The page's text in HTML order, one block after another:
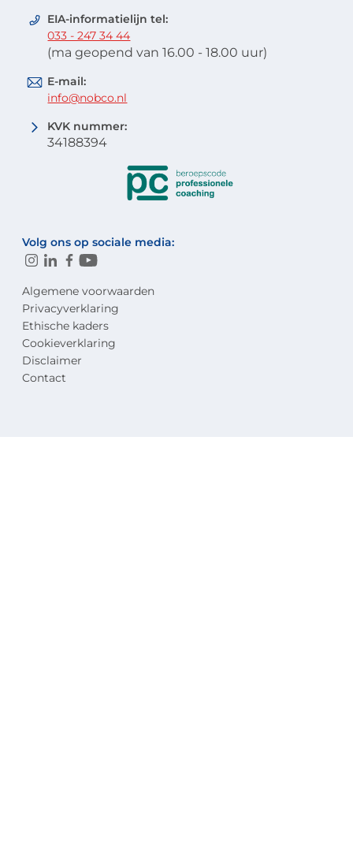
EIA-informatielijn tel:
033 - 247 34 44
(ma geopend van 16.00 - 18.00 uur)
E-mail:
info@nobco.nl
KVK nummer:
34188394
Volg ons op sociale media:
Algemene voorwaarden
Privacyverklaring
Ethische kaders
Cookieverklaring
Disclaimer
Contact